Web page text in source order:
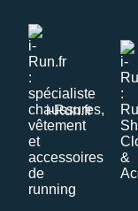
i-Run.fr